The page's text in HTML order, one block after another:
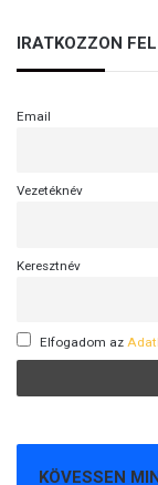
IRATKOZZON
Email
Vezetéknév
Keresztnév
Elfogadom az
KÖVESSEN